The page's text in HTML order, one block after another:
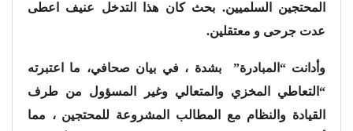
المحتجين السلميين. بحث كان هذا التدخل عنيف اعطى
عدت جرحى و معتقلين.
وأدانت “المبادرة” بشدة ، في بيان صحافي، ما اعتبرته
“التعاطي المخزي والمتعالي وغير المسؤول من طرف
القيادة والنظام مع المطالب المشروعة للمحتجين ، مما